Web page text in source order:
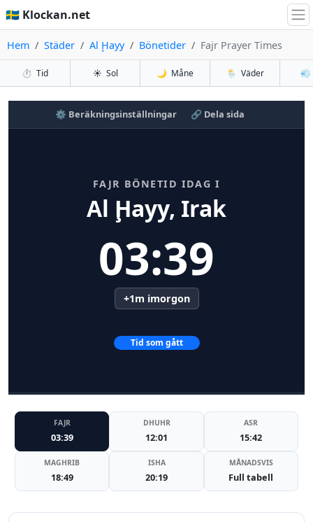
🇸🇪 Klockan.net
Hem Städer Al Ḩayy Bönetider Fajr Prayer Times
⏱️ Tid ☀️ Sol 🌙 Måne 🌦️ Väder 💨
⚙️ Beräkningsinställningar 🔗 Dela sida
FAJR BÖNETID IDAG I
Al Ḩayy, Irak
03:39
+1m imorgon
Tid som gått
FAJR
03:39
DHUHR
12:01
ASR
15:42
MAGHRIB
18:49
ISHA
20:19
MÅNADSVIS
Full tabell